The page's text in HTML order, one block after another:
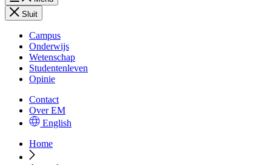
Sluit
Campus
Onderwijs
Wetenschap
Studentenleven
Opinie
Contact
Over EM
English
Home